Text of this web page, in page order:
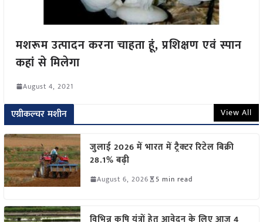
मशरूम उत्पादन करना चाहता हूं, प्रशिक्षण एवं स्पान
कहां से मिलेगा
August 4, 2021
एग्रीकल्चर मशीन View All
जुलाई 2026 में भारत में ट्रैक्टर रिटेल बिक्री
28.1% बढ़ी
August 6, 2026 5 min read